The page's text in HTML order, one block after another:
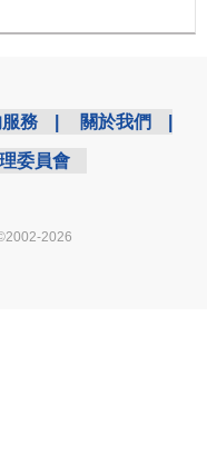
務 關於我們
委員會
2026